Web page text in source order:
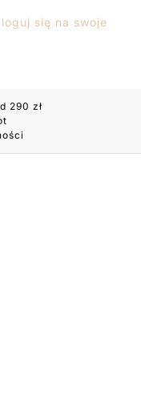
się na swoje
290 zł